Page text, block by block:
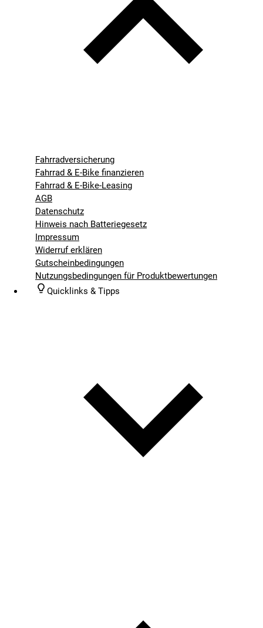
Fahrradversicherung
Fahrrad & E-Bike finanzieren
Fahrrad & E-Bike-Leasing
AGB
Datenschutz
Hinweis nach Batteriegesetz
Impressum
Widerruf erklären
Gutscheinbedingungen
Nutzungsbedingungen für Produktbewertungen
Quicklinks & Tipps